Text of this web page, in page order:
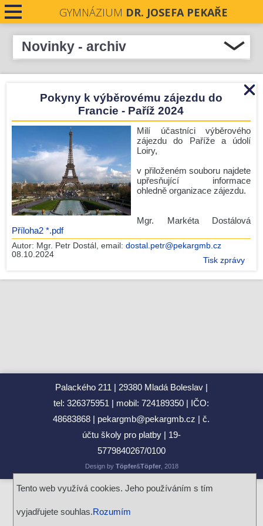
GYMNÁZIUM DR. JOSEFA PEKAŘE
PRO UČITELE
PRO VEŘEJNOST
PRO STUDENTY
NOVINKY
KONTAKTY
DOKUMENTY
PROJEKTY
Tento web využívá cookies. Jeho používáním s tím
vyjadřujete souhlas.Rozumím
Novinky - archiv
JSME OFICIÁLNÍM PŘÍPRAVNÝM CENTREM
CAMBRIDGE ENGLISH QUALIFICATION
Výběrový zájezd do Paříže
Život v pravěku
Pokyny k výběrovému zájezdu do Francie - Paříž 2024
Divadelní představení skupiny M3
Kroužek florbalu 11.10.2024 odpadá
Školní e-shop Gymnázium Dr. Josefa Pekaře
Poděkování za pomoc v rámci podzimních Srdíčkových
VOLBY 2024 na GJP
TŘÍDNÍ SCHŮZKY pro první ročníky
Maturita 2024 - podzim
RSS
( pro zaměstnance )
Pokyny k výběrovému zájezdu do
Francie - Paříž 2024
Milí účastníci výběrového
zájezdu do Paříže a údolí
Loiry,
v přiloženém souboru najdete
upřesňující informace
ohledně organizace zájezdu.
Mgr. Markéta Dostálová
Příloha2 *.pdf
Autor: Mgr. Petr Dostál , email: dostal.petr@pekargmb.cz
08.10.2024
Tisk zprávy
Palackého 211
29380 Mladá Boleslav
tel: 326375951
mobil: 724189350
IČO:
48683868
pekargmb@pekargmb.cz
č.
účtu školy pro platby
19-
5779840267/0100
Design by Töpfer&Töpfer, 2018